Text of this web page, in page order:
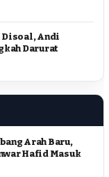
Disoal, Andi
Darurat
Arah Baru,
Hafid Masuk